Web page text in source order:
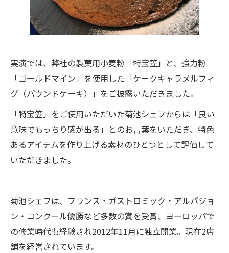
実演では、弊社の製菓用小麦粉「特宝笠」と、強力粉
「ゴールドマイン」を使用した「ケークキャラメルフィ
グ（パウンドケーキ）」をご披露いただきました。
「特宝笠」をご使用いただいた菊池シェフからは「良い
意味でもっちり感が出る」とのお言葉をいただき、特色
あるアイテムを作り上げる素材のひとつとして評価して
いただきました。
菊池シェフは、フランス・ガストロミック・アルパジョ
ン・コンクール優勝など多数の賞を受賞、ヨーロッパで
の修業時代も経験され2012年11月に独立開業。現在2店
舗を経営されています。